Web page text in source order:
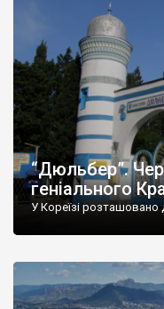
“Дюльбер”.
геніального
У Кореїзі розташовано